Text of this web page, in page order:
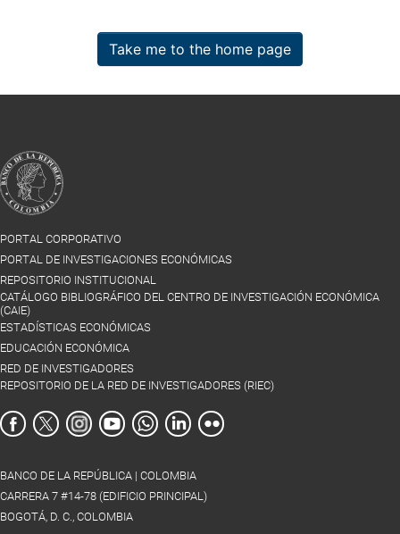
Take me to the home page
PORTAL CORPORATIVO
PORTAL DE INVESTIGACIONES ECONÓMICAS
REPOSITORIO INSTITUCIONAL
CATÁLOGO BIBLIOGRÁFICO DEL CENTRO DE INVESTIGACIÓN ECONÓMICA
(CAIE)
ESTADÍSTICAS ECONÓMICAS
EDUCACIÓN ECONÓMICA
RED DE INVESTIGADORES
REPOSITORIO DE LA RED DE INVESTIGADORES (RIEC)
BANCO DE LA REPÚBLICA | COLOMBIA
CARRERA 7 #14-78 (EDIFICIO PRINCIPAL)
BOGOTÁ, D. C., COLOMBIA